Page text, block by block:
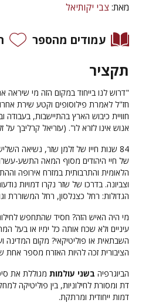
מאת: צבי יקותיאל
עמודים מהספר
תקציר
"דרוש לנו בייחוד במקום הזה מי שיראה
חז"ל לאמרת פילוסופים וקטע שירת
חוויית כיבוש הארץ בהתיישבות,
אנוש אינו לזרא לו". (עזריאל קרליבך על
של חיי היהודים מסוף המאה התשע-
הלאומית והתרבותית במזרח אירופה
וצביונה. בדרכו של שזר נקרו דמויות
הגדולות: רחל כצנלסון, רחל המשוררת
מי היה האיש הזה? חסיד שהתחפש
עיניים ולא שכח אותה כל ימיו או בעל
השבתאית או פוליטיקאי? מקום המדינה
הציבורית זכה להיות האזרח מספר אחת
הביוגרפיה בשני עולמות מגוללת את
דת ומסורת לחילוניות, בין פוליטיקה
דמות ייחודית ומרתקת.